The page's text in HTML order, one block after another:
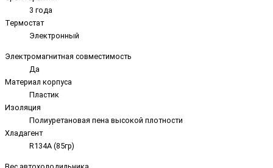
3 года
Термостат
Электронный
Электромагнитная совместимость
Да
Материал корпуса
Пластик
Изоляция
Полиуретановая пена высокой плотности
Хладагент
R134A (85гр)